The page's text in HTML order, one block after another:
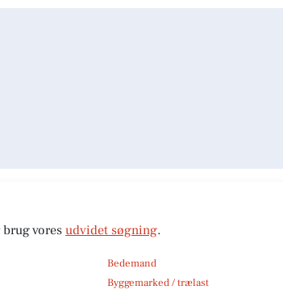
vores udvidet søgning.
Bedemand
Byggemarked / trælast